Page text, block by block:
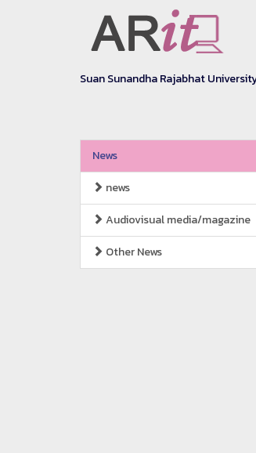
Suan Sunandha Rajabhat
News
news
Audiovisual media/magazine
Other News